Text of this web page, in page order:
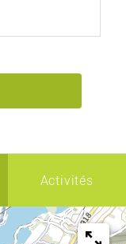
Activités